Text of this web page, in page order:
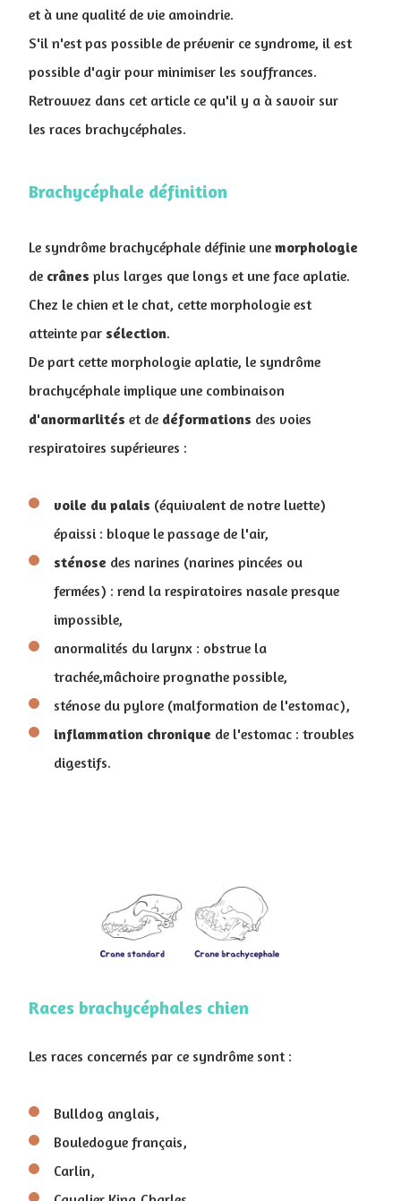
et à une qualité de vie amoindrie.
S'il n'est pas possible de prévenir ce syndrome, il est
possible d'agir pour minimiser les souffrances.
Retrouvez dans cet article ce qu'il y a à savoir sur
les races brachycéphales.
Brachycéphale définition
Le syndrôme brachycéphale définie une morphologie
de crânes plus larges que longs et une face aplatie.
Chez le chien et le chat, cette morphologie est
atteinte par sélection.
De part cette morphologie aplatie, le syndrôme
brachycéphale implique une combinaison
d'anormarlités et de déformations des voies
respiratoires supérieures :
voile du palais (équivalent de notre luette)
épaissi : bloque le passage de l'air,
sténose des narines (narines pincées ou
fermées) : rend la respiratoires nasale presque
impossible,
anormalités du larynx : obstrue la
trachée,mâchoire prognathe possible,
sténose du pylore (malformation de l'estomac),
inflammation chronique de l'estomac : troubles
digestifs.
Races brachycéphales chien
Les races concernés par ce syndrôme sont :
Bulldog anglais,
Bouledogue français,
Carlin,